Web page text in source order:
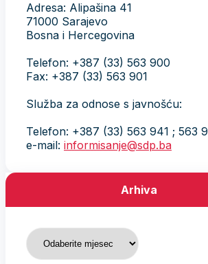
Adresa: Alipašina 41
71000 Sarajevo
Bosna i Hercegovina
Telefon: +387 (33) 563 900
Fax: +387 (33) 563 901
Služba za odnose s javnošću:
Telefon: +387 (33) 563 941 ; 563
e-mail: informisanje@sdp.ba
Arhiva
Arhiva